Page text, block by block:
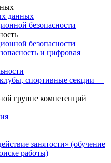
данных
безопасности
безопасности
и цифровая
спортивные секции —
группе компетенций
занятости» (обучение
работы)